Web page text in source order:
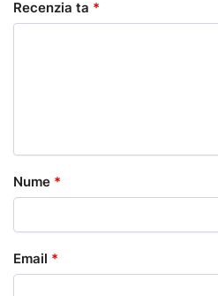
Recenzia ta *
Nume *
Email *